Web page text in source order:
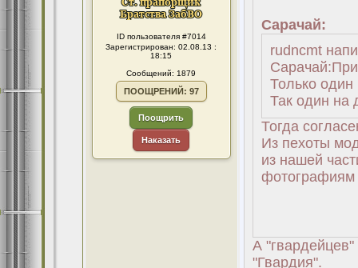
ID пользователя #7014
Зарегистрирован: 02.08.13 :
18:15
Сообщений: 1879
ПООЩРЕНИЙ: 97
Поощрить
Наказать
Сарачай:
rudncmt
Только один
Так один на
Тогда
Из пехоты
из нашей
фотографиям
А
"Гвардия".